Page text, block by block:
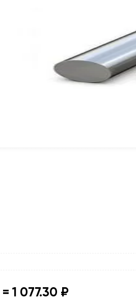
= 1 077.30 ₽